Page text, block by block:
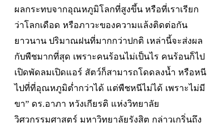
ผลกระทบจากอุณหภูมิโลกที่สูงขึ้น หรือที่เราเรียก
ว่าโลกเดือด หรือภาวะของความแล้งติดต่อกัน
ยาวนาน ปริมาณฝนที่มากกว่าปกติ เหล่านี้จะส่งผล
กับพืชมากที่สุด เพราะคนร้อนไม่เป็นไร คนร้อนก็ไป
เปิดพัดลมเปิดแอร์ สัตว์ก็สามารถโดดลงน้ำ หรือหนี
ไปที่ที่อุณหภูมิต่ำกว่าได้ แต่พืชหนีไม่ได้ เพราะไม่มี
ขา” ดร.อาภา หวังเกียรติ แห่งวิทยาลัย
วิศวกรรมศาสตร์ มหาวิทยาลัยรังสิต กล่าวเกริ่นถึง